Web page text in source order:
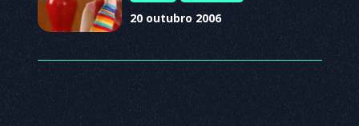
20 outubro 2006